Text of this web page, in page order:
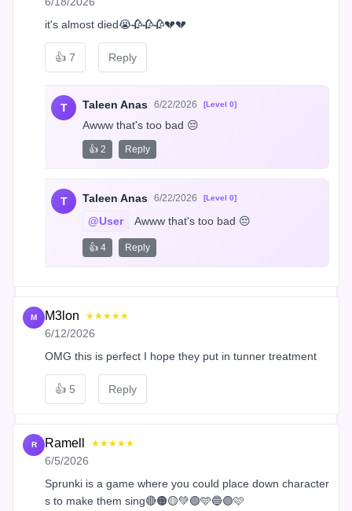
it's almost died😭🥀🥀🥀💔💔
👍 7 Reply
T Taleen Anas 6/22/2026 [Level 0]
Awww that's too bad 😔
👍 2 Reply
T Taleen Anas 6/22/2026 [Level 0]
@User Awww that's too bad 😔
👍 4 Reply
M M3lon ★★★★★
6/12/2026
OMG this is perfect I hope they put in tunner treatment
👍 5 Reply
R Ramell ★★★★★
6/5/2026
Sprunki is a game where you could place down character
s to make them sing🔴🟠🟡💚🟢🩵🔵🟣🩷